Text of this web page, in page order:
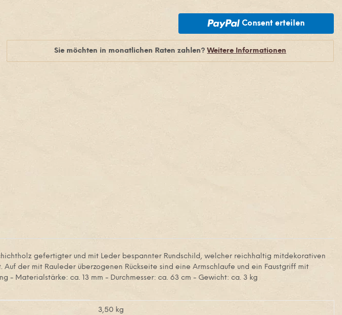
Consent erteilen
Sie möchten in monatlichen Raten zahlen? Weitere Informationen
gefertigter und mit Leder bespannter Rundschild, welcher reichhaltig mitdekorativen
der mit Rauleder überzogenen Rückseite sind eine Armschlaufe und ein Faustgriff mit
- Materialstärke: ca. 13 mm - Durchmesser: ca. 63 cm - Gewicht: ca. 3 kg
3,50 kg